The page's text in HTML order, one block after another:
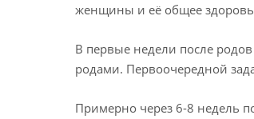
женщины и её общее
В первые недели после
родами. Первоочередной
Примерно через 6-8 недель